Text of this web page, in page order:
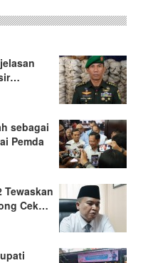
sebagai
Pemda
Tewaskan
Cek…